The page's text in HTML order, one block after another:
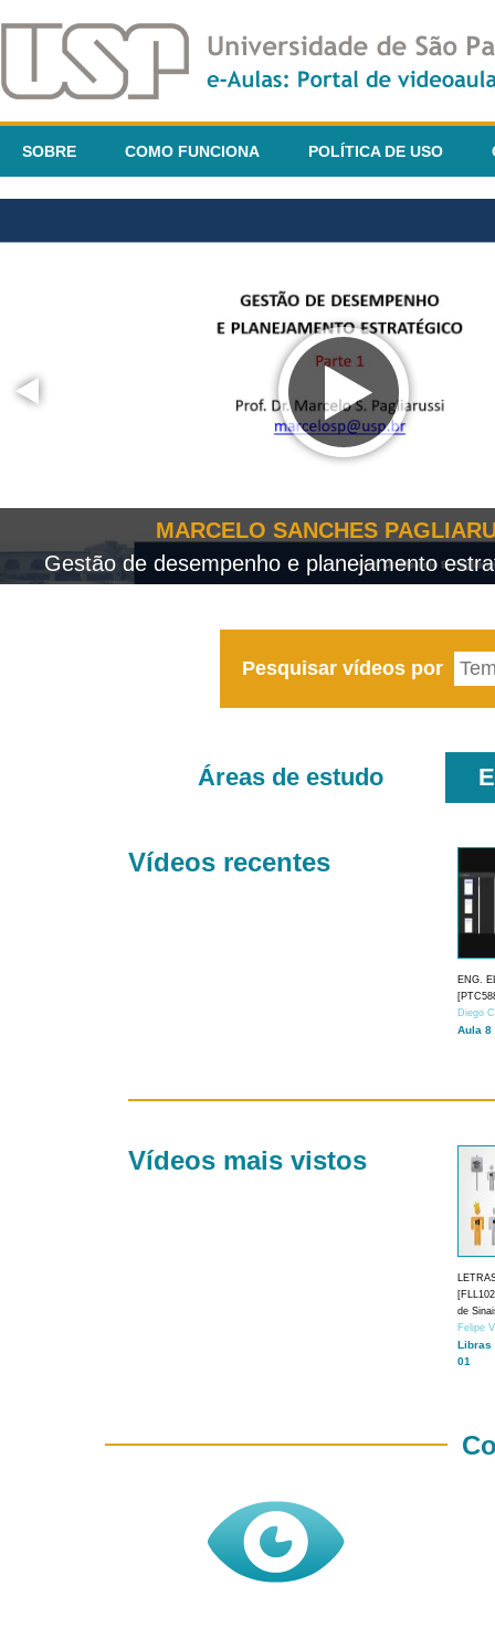
SOBRE COMO FUNCIONA POLÍTICA DE USO
MARCELO SANCHES
Gestão de desempenho e planejamento
Pesquisar vídeos por
Áreas de estudo
Vídeos recentes
ENG.
Diego
Aula 8
Vídeos mais vistos
de
Felipe
Libras
01